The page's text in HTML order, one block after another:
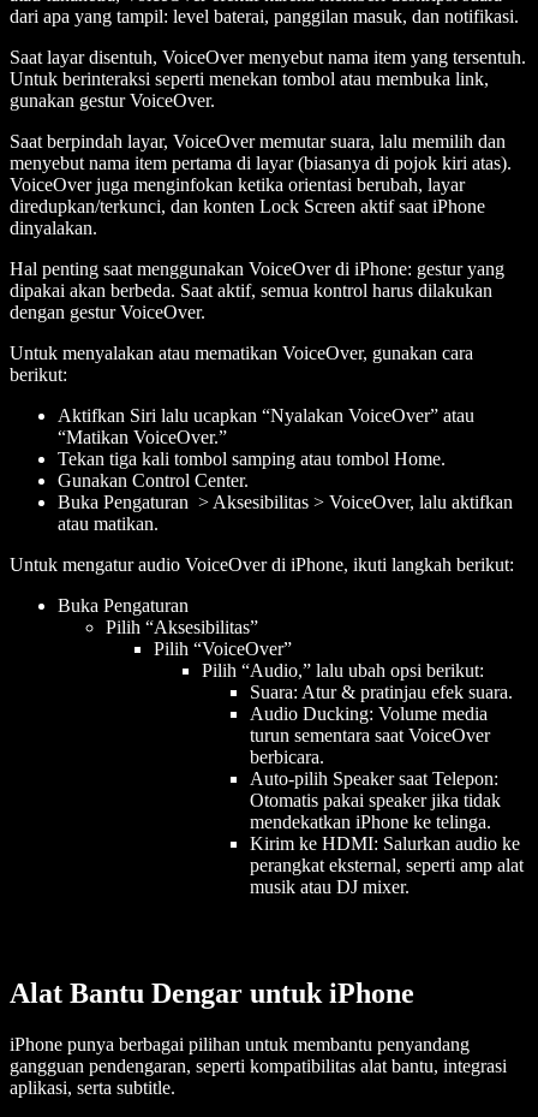
dari apa yang tampil: level baterai, panggilan masuk, dan notifikasi.
Saat layar disentuh, VoiceOver menyebut nama item yang tersentuh.
Untuk berinteraksi seperti menekan tombol atau membuka link,
gunakan gestur VoiceOver.
Saat berpindah layar, VoiceOver memutar suara, lalu memilih dan
menyebut nama item pertama di layar (biasanya di pojok kiri atas).
VoiceOver juga menginfokan ketika orientasi berubah, layar
diredupkan/terkunci, dan konten Lock Screen aktif saat iPhone
dinyalakan.
Hal penting saat menggunakan VoiceOver di iPhone: gestur yang
dipakai akan berbeda. Saat aktif, semua kontrol harus dilakukan
dengan gestur VoiceOver.
Untuk menyalakan atau mematikan VoiceOver, gunakan cara
berikut:
Aktifkan Siri lalu ucapkan “Nyalakan VoiceOver” atau
“Matikan VoiceOver.”
Tekan tiga kali tombol samping atau tombol Home.
Gunakan Control Center.
Buka Pengaturan > Aksesibilitas > VoiceOver, lalu aktifkan
atau matikan.
Untuk mengatur audio VoiceOver di iPhone, ikuti langkah berikut:
Buka Pengaturan
Pilih “Aksesibilitas”
Pilih “VoiceOver”
Pilih “Audio,” lalu ubah opsi berikut:
Suara: Atur & pratinjau efek suara.
Audio Ducking: Volume media
turun sementara saat VoiceOver
berbicara.
Auto-pilih Speaker saat Telepon:
Otomatis pakai speaker jika tidak
mendekatkan iPhone ke telinga.
Kirim ke HDMI: Salurkan audio ke
perangkat eksternal, seperti amp alat
musik atau DJ mixer.
Alat Bantu Dengar untuk iPhone
iPhone punya berbagai pilihan untuk membantu penyandang
gangguan pendengaran, seperti kompatibilitas alat bantu, integrasi
aplikasi, serta subtitle.